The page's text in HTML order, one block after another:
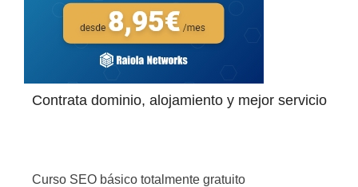
Contrata dominio, alojamiento y mejor servicio
Curso SEO básico totalmente gratuito